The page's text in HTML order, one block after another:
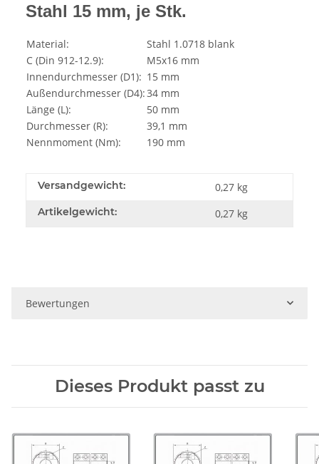
Stahl 15 mm, je Stk.
Material:
Stahl 1.0718 blank
C (Din 912-12.9):
M5x16 mm
Innendurchmesser (D1): 15 mm
Außendurchmesser (D4):34 mm
Länge (L):
50 mm
Durchmesser (R):
39,1 mm
Nennmoment (Nm):
190 mm
Versandgewicht: 0,27 kg
Artikelgewicht: 0,27 kg
Bewertungen
Dieses Produkt passt zu